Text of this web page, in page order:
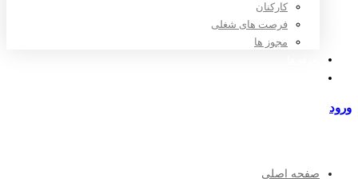
کارکنان
فرصت های شغلی
مجوز ها
ورود
صفحه اصلی